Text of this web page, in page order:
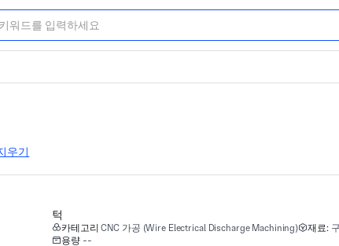
우기
턱
카테고리 CNC 가공 (Wire Electrical Discharge Machining) 재료:
용량--